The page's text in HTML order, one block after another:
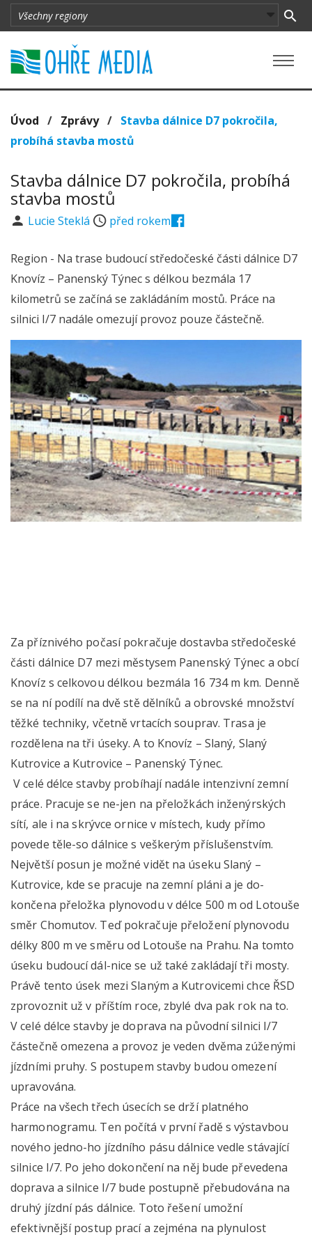
Úvod / Zprávy/ Stavba dálnice D7 pokročila,
probíhá stavba mostů
Stavba dálnice D7 pokročila, probíhá
stavba mostů
Lucie Steklá před rokem
Region - Na trase budoucí středočeské části dálnice D7
Knovíz – Panenský Týnec s délkou bezmála 17
kilometrů se začíná se zakládáním mostů. Práce na
silnici I/7 nadále omezují provoz pouze částečně.
Za příznivého počasí pokračuje dostavba středočeské
části dálnice D7 mezi městysem Panenský Týnec a obcí
Knovíz s celkovou délkou bezmála 16 734 m km. Denně
se na ní podílí na dvě stě dělníků a obrovské množství
těžké techniky, včetně vrtacích souprav. Trasa je
rozdělena na tři úseky. A to Knovíz – Slaný, Slaný
Kutrovice a Kutrovice – Panenský Týnec.
V celé délce stavby probíhají nadále intenzivní zemní
práce. Pracuje se ne-jen na přeložkách inženýrských
sítí, ale i na skrývce ornice v místech, kudy přímo
povede těle-so dálnice s veškerým příslušenstvím.
Největší posun je možné vidět na úseku Slaný –
Kutrovice, kde se pracuje na zemní pláni a je do-
končena přeložka plynovodu v délce 500 m od Lotouše
směr Chomutov. Teď pokračuje přeložení plynovodu
délky 800 m ve směru od Lotouše na Prahu. Na tomto
úseku budoucí dál-nice se už také zakládají tři mosty.
Právě tento úsek mezi Slaným a Kutrovicemi chce ŘSD
zprovoznit už v příštím roce, zbylé dva pak rok na to.
V celé délce stavby je doprava na původní silnici I/7
částečně omezena a provoz je veden dvěma zúženými
jízdními pruhy. S postupem stavby budou omezení
upravována.
Práce na všech třech úsecích se drží platného
harmonogramu. Ten počítá v první řadě s výstavbou
nového jedno-ho jízdního pásu dálnice vedle stávající
silnice I/7. Po jeho dokončení na něj bude převedena
doprava a silnice I/7 bude postupně přebudována na
druhý jízdní pás dálnice. Toto řešení umožní
efektivnější postup prací a zejména na plynulost